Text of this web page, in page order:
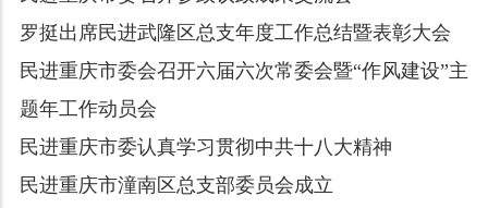
罗挺出席民进武隆区总支年度工作总结暨表彰大会
民进重庆市委会召开六届六次常委会暨“作风建设”主
题年工作动员会
民进重庆市委认真学习贯彻中共十八大精神
民进重庆市潼南区总支部委员会成立